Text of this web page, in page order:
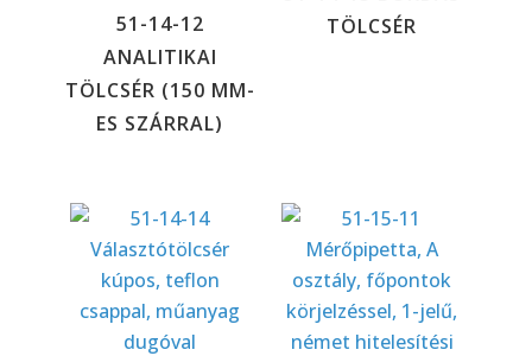
51-14-12
ANALITIKAI
TÖLCSÉR (150 MM-
ES SZÁRRAL)
TÖLCSÉR